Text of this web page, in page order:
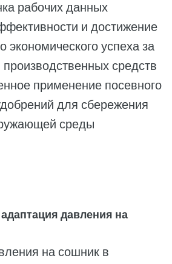
рабочих данных
и достижение
экономического успеха за
производственных средств
применение посевного
для сбережения
среды
давления на
на сошник в